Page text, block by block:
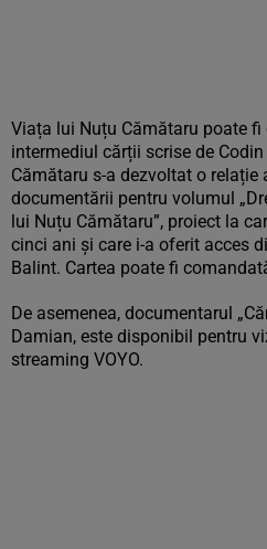
Viața lui Nuțu Cămătaru poate fi
intermediul cărții scrise de
Cămătaru s-a dezvoltat o relație
documentării pentru volumul
lui Nuțu Cămătaru”, proiect la
cinci ani și care i-a oferit acces
Balint. Cartea poate fi
De asemenea, documentarul
Damian, este disponibil pentru
streaming VOYO.